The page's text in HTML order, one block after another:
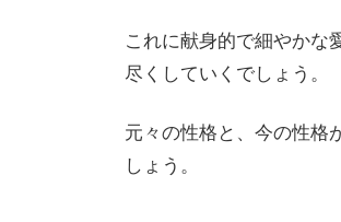
これに献身的で細やかな
尽くしていくでしょう。
元々の性格と、今の性格
しょう。